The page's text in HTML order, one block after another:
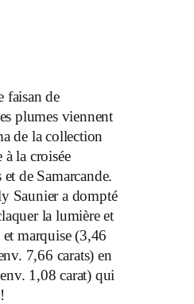
faisan de
plumes viennent
de la collection
la croisée
de Samarcande.
Saunier a dompté
la lumière et
marquise (3,46
7,66 carats) en
1,08 carat) qui